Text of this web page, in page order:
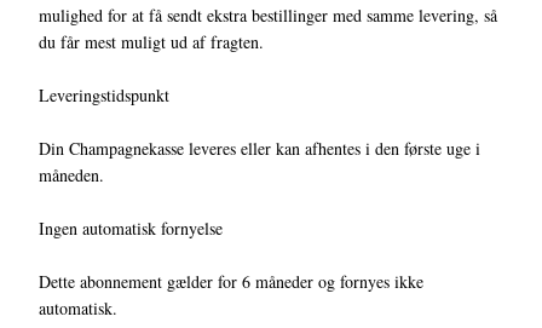
mulighed for at få sendt ekstra bestillinger med samme levering, så
du får mest muligt ud af fragten.
Leveringstidspunkt
Din Champagnekasse leveres eller kan afhentes i den første uge i
måneden.
Ingen automatisk fornyelse
Dette abonnement gælder for 6 måneder og fornyes ikke
automatisk.